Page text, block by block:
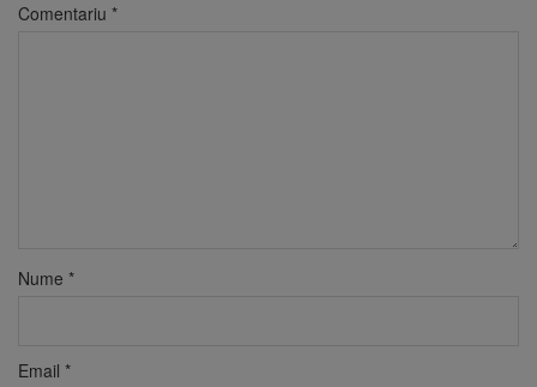
Comentariu *
Nume *
Email *